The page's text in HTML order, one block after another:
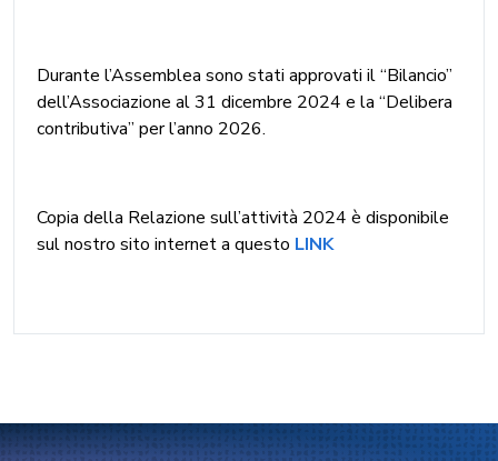
Durante l’Assemblea sono stati approvati il “Bilancio”
dell’Associazione al 31 dicembre 2024 e la “Delibera
contributiva” per l’anno 2026.
Copia della Relazione sull’attività 2024 è disponibile
sul nostro sito internet a questo LINK